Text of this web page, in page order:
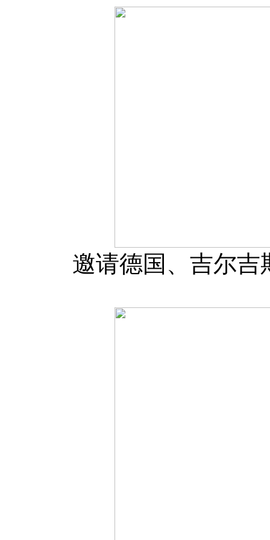
邀请德国、吉尔吉